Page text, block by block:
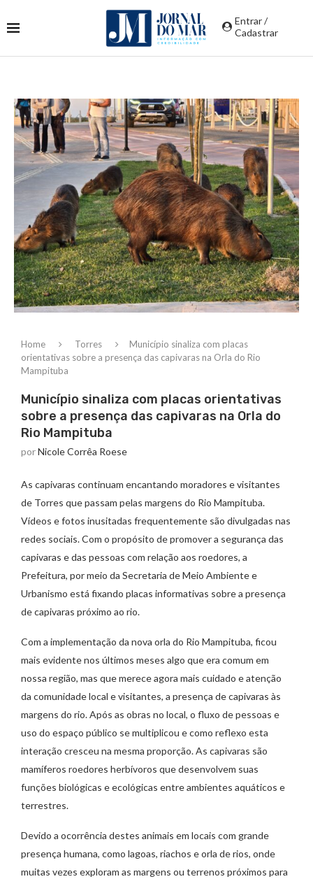
Entrar /
Cadastrar
Home Torres
Município sinaliza com placas
orientativas sobre a presença das capivaras na Orla do Rio
Mampituba
Município sinaliza com placas orientativas
sobre a presença das capivaras na Orla do
Rio Mampituba
porNicole Corrêa Roese
As capivaras continuam encantando moradores e visitantes
de Torres que passam pelas margens do Rio Mampituba.
Vídeos e fotos inusitadas frequentemente são divulgadas nas
redes sociais. Com o propósito de promover a segurança das
capivaras e das pessoas com relação aos roedores, a
Prefeitura, por meio da Secretaria de Meio Ambiente e
Urbanismo está fixando placas informativas sobre a presença
de capivaras próximo ao rio.
Com a implementação da nova orla do Rio Mampituba, ficou
mais evidente nos últimos meses algo que era comum em
nossa região, mas que merece agora mais cuidado e atenção
da comunidade local e visitantes, a presença de capivaras às
margens do rio. Após as obras no local, o fluxo de pessoas e
uso do espaço público se multiplicou e como reflexo esta
interação cresceu na mesma proporção. As capivaras são
mamíferos roedores herbívoros que desenvolvem suas
funções biológicas e ecológicas entre ambientes aquáticos e
terrestres.
Devido a ocorrência destes animais em locais com grande
presença humana, como lagoas, riachos e orla de rios, onde
muitas vezes exploram as margens ou terrenos próximos para